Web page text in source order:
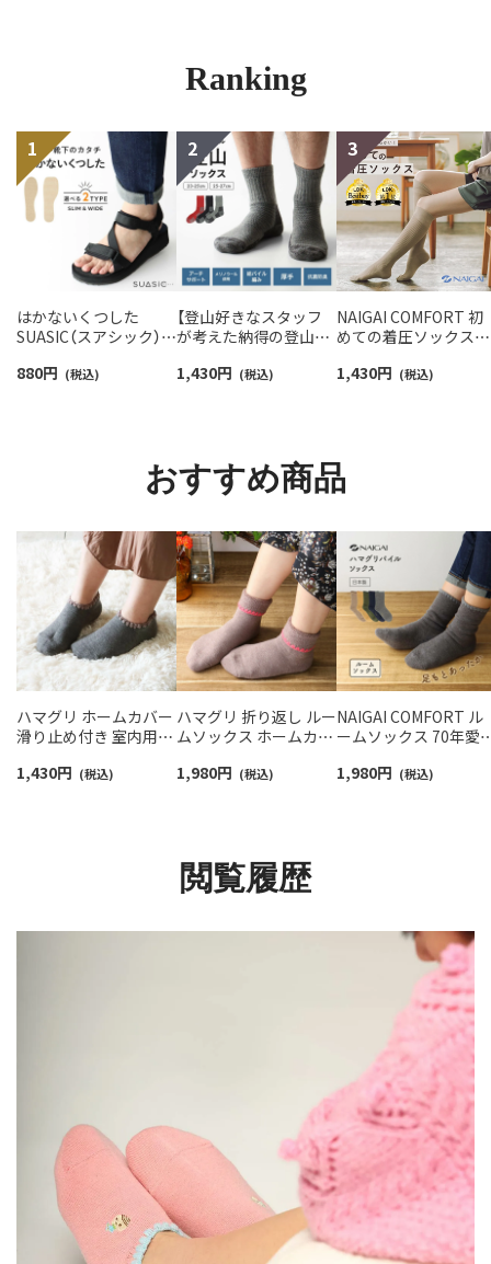
Ranking
はかないくつした
SUASIC（スアシック）
抗菌防臭 ソックス メン
880円 (税込)
【登山好きなスタッフ
が考えた納得の登山用
リノウール混 クルー丈
1,430円 (税込)
NAIGAI COMFORT 初
めての着圧ソックスハ
【365日最短翌日発送】
1,430円 (税込)
おすすめ商品
ハマグリ ホームカバー
滑り止め付き 室内用靴
ィース 【365日最短翌日
1,430円 (税込)
ハマグリ 折り返し ルー
ムソックス ホームカバ
翌日発送】03002220
1,980円 (税込)
NAIGAI COMFORT ル
ームソックス 70年愛
メンズ 足底滑り止め
1,980円 (税込)
閲覧履歴